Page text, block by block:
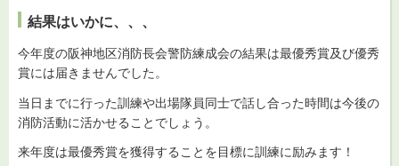
結果はいかに、、、
今年度の阪神地区消防長会警防練成会の結果は最優秀賞及び優秀
賞には届きませんでした。
当日までに行った訓練や出場隊員同士で話し合った時間は今後の
消防活動に活かせることでしょう。
来年度は最優秀賞を獲得することを目標に訓練に励みます！